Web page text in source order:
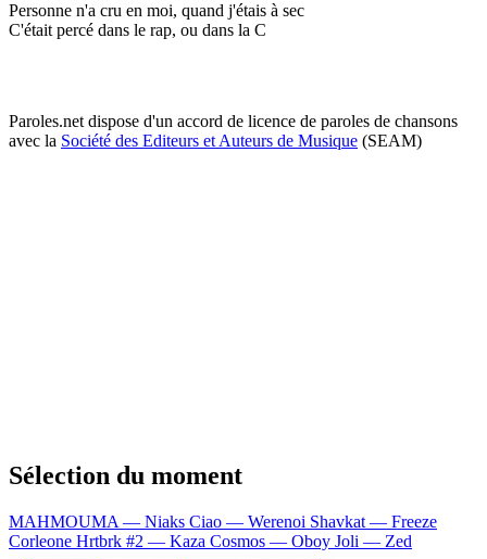
Personne n'a cru en moi, quand j'étais à sec
C'était percé dans le rap, ou dans la C
Paroles.net dispose d'un accord de licence de paroles de chansons
avec la Société des Editeurs et Auteurs de Musique (SEAM)
Sélection du moment
MAHMOUMA — Niaks Ciao — Werenoi Shavkat — Freeze
Corleone Hrtbrk #2 — Kaza Cosmos — Oboy Joli — Zed